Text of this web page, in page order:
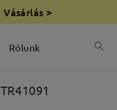
Vásárlás >
Rólunk
TR41091